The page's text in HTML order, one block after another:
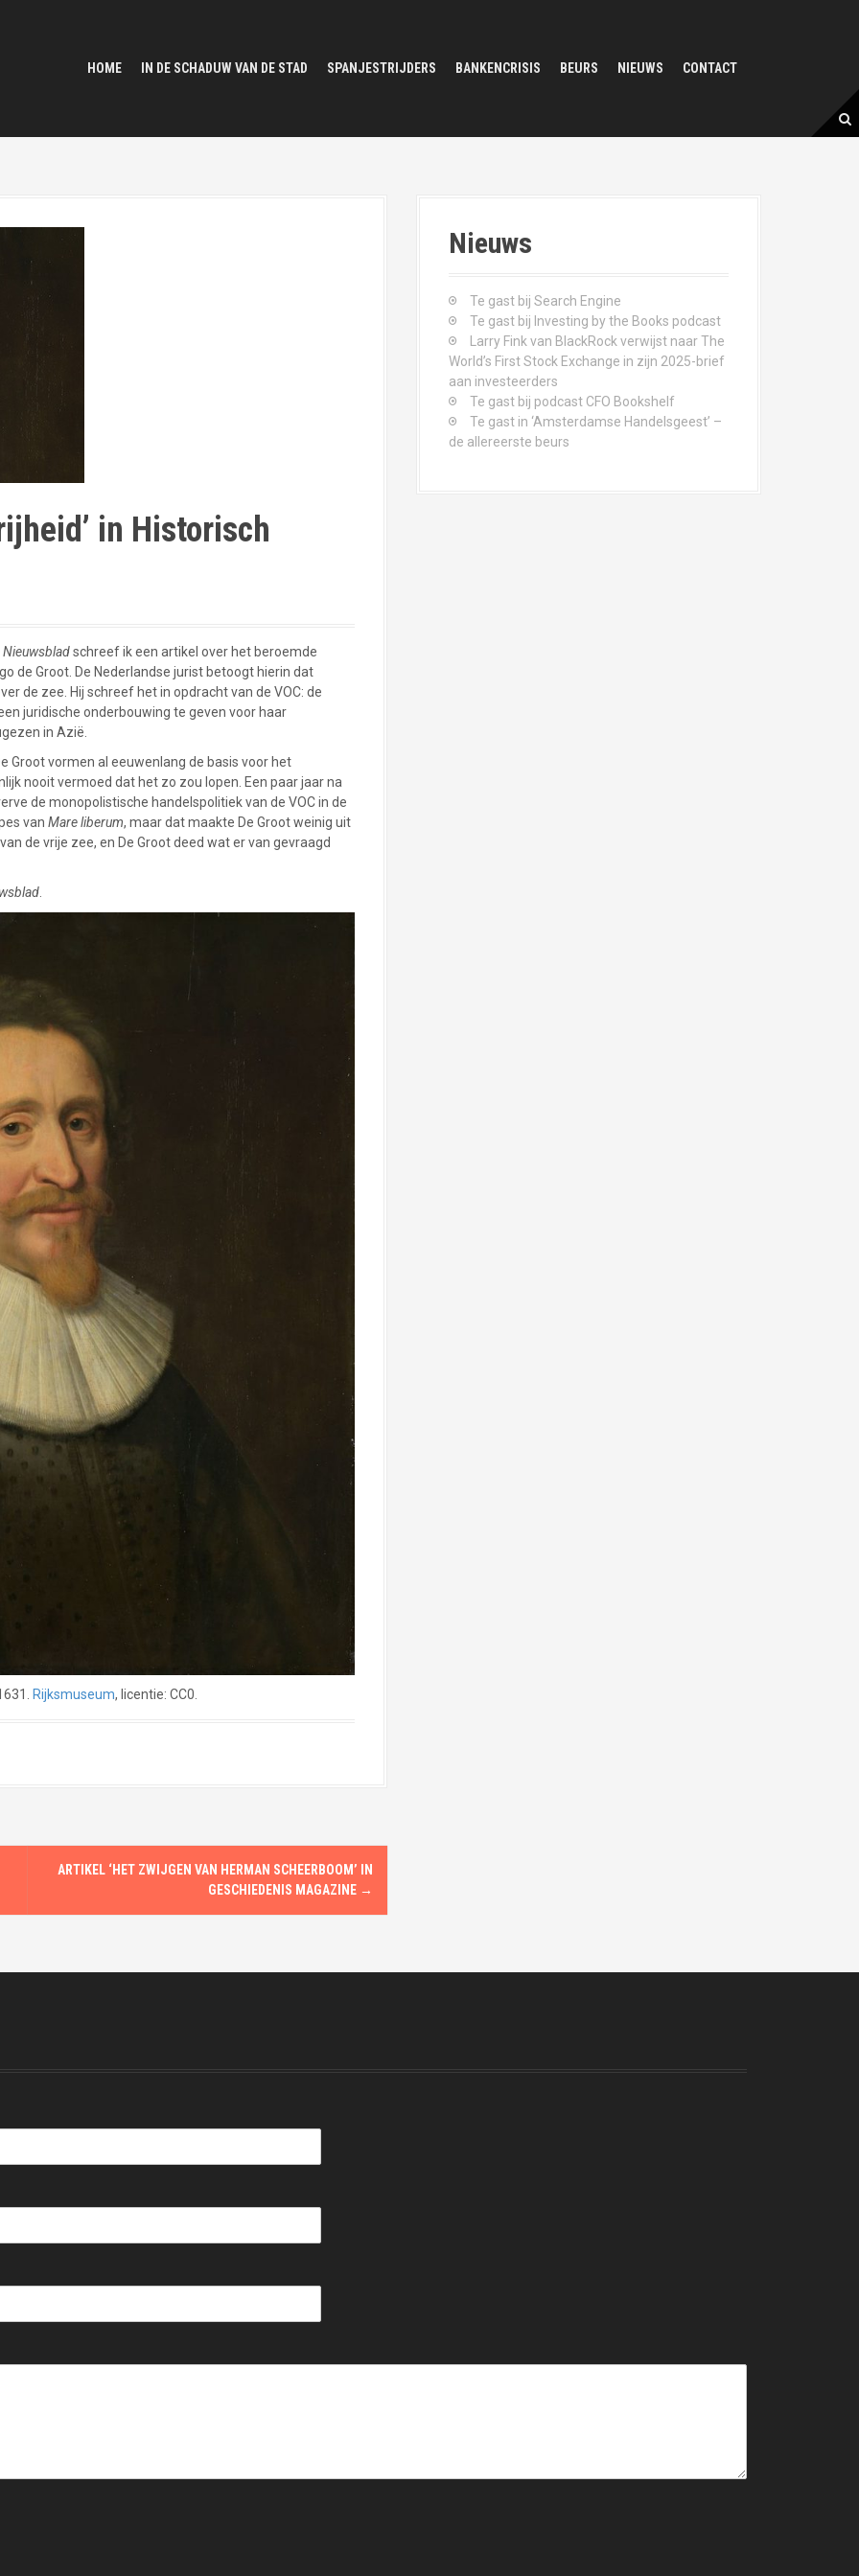
HOME IN DE SCHADUW VAN DE STAD SPANJESTRIJDERS BANKENCRISIS BEURS NIEUWS CONTACT
in Historisch
schreef ik een artikel over het beroemde
de Groot. De Nederlandse jurist betoogt hierin dat
de zee. Hij schreef het in opdracht van de VOC: de
juridische onderbouwing te geven voor haar
in Azië.
Groot vormen al eeuwenlang de basis voor het
nooit vermoed dat het zo zou lopen. Een paar jaar na
de monopolistische handelspolitiek van de VOC in de
van Mare liberum, maar dat maakte De Groot weinig uit
de vrije zee, en De Groot deed wat er van gevraagd
Rijksmuseum, licentie: CC0.
ARTIKEL ‘HET ZWIJGEN VAN HERMAN SCHEERBOOM’ IN
GESCHIEDENIS MAGAZINE →
Nieuws
Te gast bij Search Engine
Te gast bij Investing by the Books podcast
Larry Fink van BlackRock verwijst naar The
World’s First Stock Exchange in zijn 2025-brief
aan investeerders
Te gast bij podcast CFO Bookshelf
Te gast in ‘Amsterdamse Handelsgeest’ –
de allereerste beurs